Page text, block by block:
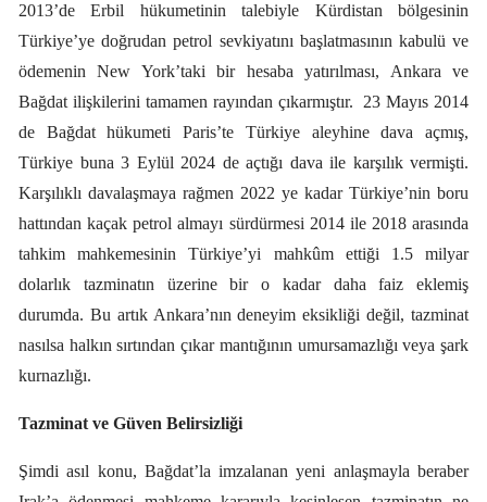
2013’de Erbil hükumetinin talebiyle Kürdistan bölgesinin
Türkiye’ye doğrudan petrol sevkiyatını başlatmasının kabulü ve
ödemenin New York’taki bir hesaba yatırılması, Ankara ve
Bağdat ilişkilerini tamamen rayından çıkarmıştır.
23 Mayıs 2014
de Bağdat hükumeti Paris’te Türkiye aleyhine dava açmış,
Türkiye buna 3 Eylül 2024 de açtığı dava ile karşılık vermişti.
Karşılıklı davalaşmaya rağmen 2022 ye kadar Türkiye’nin boru
hattından kaçak petrol almayı sürdürmesi 2014 ile 2018 arasında
tahkim mahkemesinin Türkiye’yi mahkûm ettiği 1.5 milyar
dolarlık tazminatın üzerine bir o kadar daha faiz eklemiş
durumda. Bu artık Ankara’nın deneyim eksikliği değil, tazminat
nasılsa halkın sırtından çıkar mantığının umursamazlığı veya şark
kurnazlığı.
Tazminat ve Güven Belirsizliği
Şimdi asıl konu, Bağdat’la imzalanan yeni anlaşmayla beraber